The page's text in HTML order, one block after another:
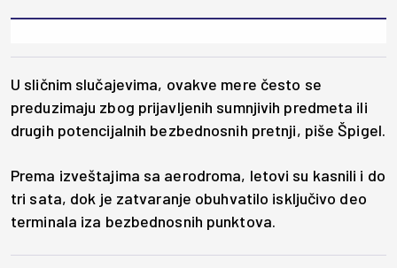
U sličnim slučajevima, ovakve mere često se
preduzimaju zbog prijavljenih sumnjivih predmeta ili
drugih potencijalnih bezbednosnih pretnji, piše Špigel.
Prema izveštajima sa aerodroma, letovi su kasnili i do
tri sata, dok je zatvaranje obuhvatilo isključivo deo
terminala iza bezbednosnih punktova.